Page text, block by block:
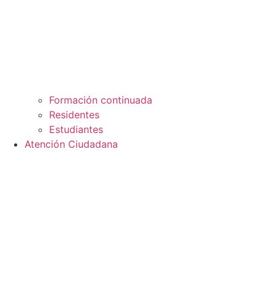
Formación continuada
Residentes
Estudiantes
Atención Ciudadana